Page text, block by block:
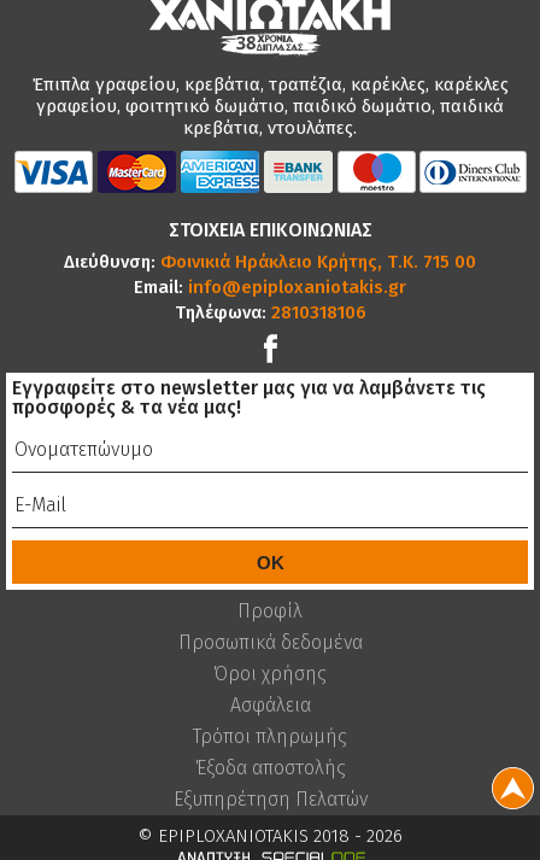
Έπιπλα γραφείου, κρεβάτια, τραπέζια, καρέκλες, καρέκλες
γραφείου, φοιτητικό δωμάτιο, παιδικό δωμάτιο, παιδικά
κρεβάτια, ντουλάπες.
ΣΤΟΙΧΕΙΑ ΕΠΙΚΟΙΝΩΝΙΑΣ
Διεύθυνση: Φοινικιά Ηράκλειο Κρήτης, Τ.Κ. 715 00
Email: info@epiploxaniotakis.gr
Τηλέφωνα: 2810318106
Εγγραφείτε στο newsletter μας για να λαμβάνετε τις
προσφορές & τα νέα μας!
Προφίλ
Προσωπικά δεδομένα
Όροι χρήσης
Ασφάλεια
Τρόποι πληρωμής
Έξοδα αποστολής
Εξυπηρέτηση Πελατών
© EPIPLOXANIOTAKIS 2018 - 2026